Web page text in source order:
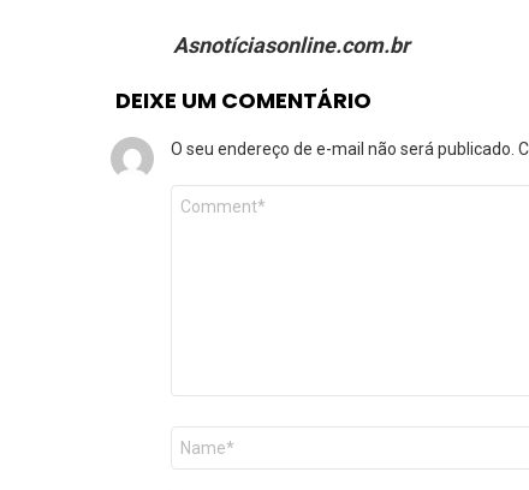
Asnotíciasonline.com.br
DEIXE UM COMENTÁRIO
O seu endereço de e-mail não será publicado.
Comentário
Nome